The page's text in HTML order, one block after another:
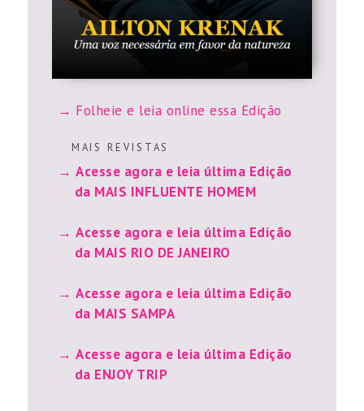
Folheie e leia online essa Edição
M A I S R E V I S T A S
Acesse agora e leia última Edição
da MAIS INFLUENTE HOMEM
Acesse agora e leia última Edição
da MAIS RIO DE JANEIRO
Acesse agora e leia última Edição
da MAIS SAMPA
Acesse agora e leia última Edição
da ENJOY TRIP